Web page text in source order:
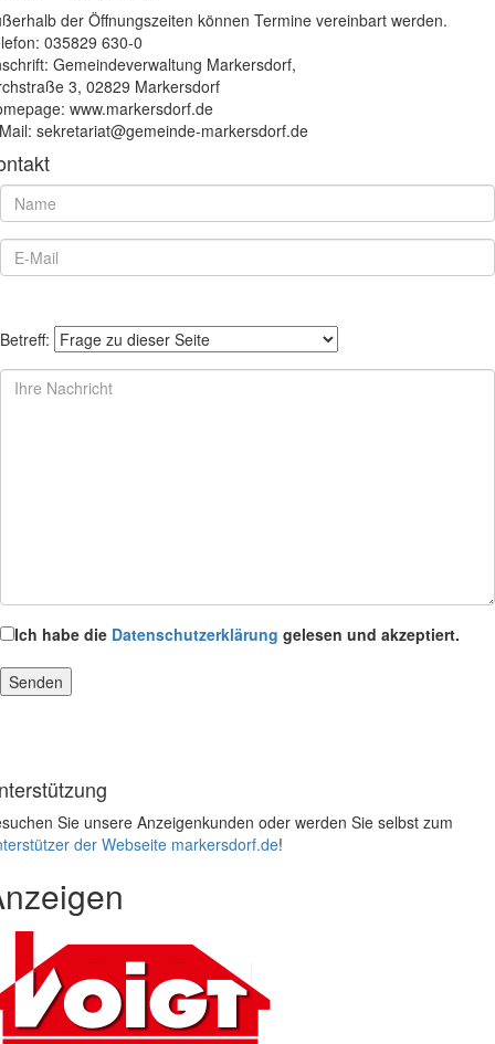
der Öffnungszeiten können Termine vereinbart werden.
035829 630-0
Gemeindeverwaltung Markersdorf,
3, 02829 Markersdorf
www.markersdorf.de
sekretariat@gemeinde-markersdorf.de
Betreff:
Ich habe die Datenschutzerklärung gelesen und akzeptiert.
Sie unsere Anzeigenkunden oder werden Sie selbst zum
der Webseite markersdorf.de!